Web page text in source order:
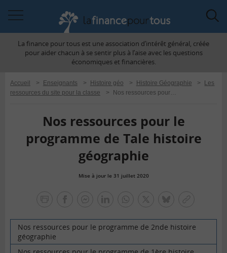
àLa finance pour tous est une association d’intérêt général, créée
pour aider chacun à se sentir plus à l’aise avec les questions
économiques et financières.
Accueil > Enseignants > Histoire géo > Histoire Géographie >
Les
ressources du site pour la classe
> Nos ressources pour le programme de Tale histoire géographie
Nos ressources pour le
programme de Tale histoire
géographie
Mise à jour le 31 juillet 2020
tous
lien
Nos ressources pour le programme de 2nde histoire
géographie